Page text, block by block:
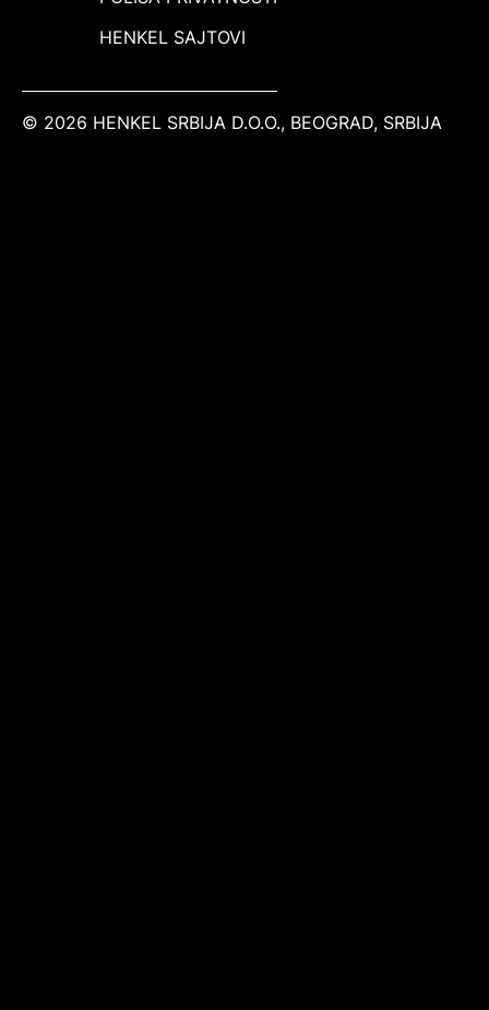
HENKEL SAJTOVI
© 2026 HENKEL SRBIJA D.O.O., BEOGRAD, SRBIJA